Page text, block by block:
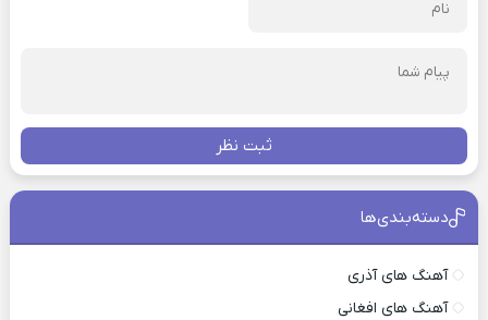
ثبت نظر
دسته‌بندی‌ها
آهنگ های آذری
آهنگ های افغانی